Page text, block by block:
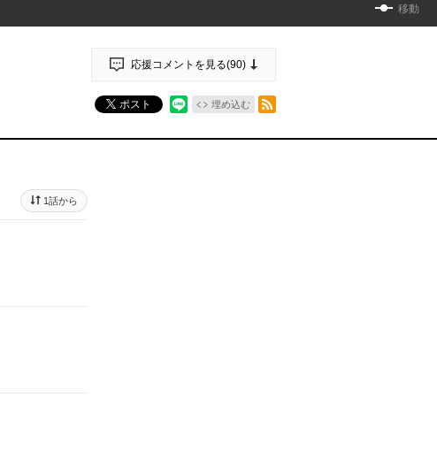
移動
応援コメントを見る(90)
ポスト 埋め込む
1話から